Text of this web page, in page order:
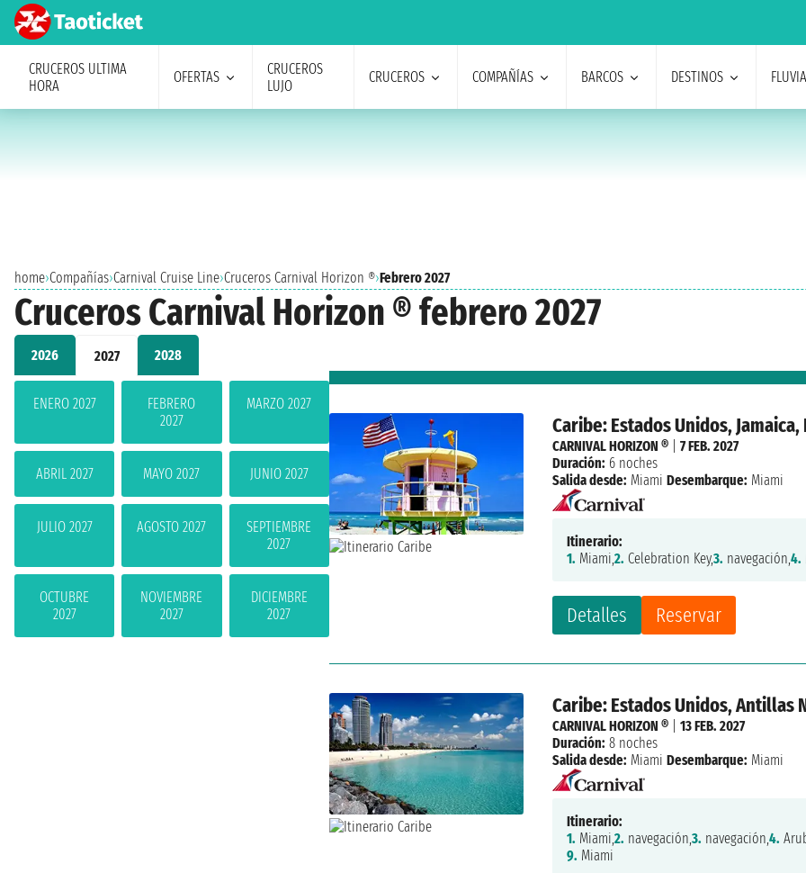
CRUCEROS ULTIMA
HORA
OFERTAS
CRUCEROS
LUJO
CRUCEROS COMPAÑÍAS BARCOS DESTINOS
home›Compañías›Carnival Cruise Line›Cruceros Carnival Horizon ®›Febrero 2027
Cruceros Carnival Horizon ® febrero 2027
2026 2027 2028
ENERO 2027
FEBRERO
2027
MARZO 2027
ABRIL 2027 MAYO 2027 JUNIO 2027
JULIO 2027 AGOSTO 2027
SEPTIEMBRE
2027
OCTUBRE
2027
NOVIEMBRE
2027
DICIEMBRE
2027
Caribe: Estados Unidos, Jamaica,
Detalles Reservar
CARNIVAL HORIZON ® |7 FEB. 2027
Duración: 6 noches
Salida desde: Miami Desembarque: Miami
Itinerario:
1. Miami,2. Celebration Key,3. navegación,4.
Caribe: Estados Unidos, Antillas
CARNIVAL HORIZON ® |13 FEB. 2027
Duración: 8 noches
Salida desde: Miami Desembarque: Miami
Itinerario:
1. Miami,2. navegación,3. navegación,4.
9. Miami